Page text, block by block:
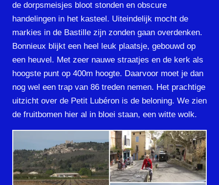
de dorpsmeisjes bloot stonden en obscure
handelingen in het kasteel. Uiteindelijk mocht de
markies in de Bastille zijn zonden gaan overdenken.
Bonnieux blijkt een heel leuk plaatsje, gebouwd op
een heuvel. Met zeer nauwe straatjes en de kerk als
hoogste punt op 400m hoogte. Daarvoor moet je dan
nog wel een trap van 86 treden nemen. Het prachtige
uitzicht over de Petit Lubéron is de beloning. We zien
de fruitbomen hier al in bloei staan, een witte wolk.